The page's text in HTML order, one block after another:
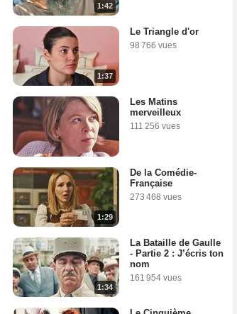
1:42
1:37
Le Triangle d'or
98 766 vues
Les Matins
merveilleux
111 256 vues
1:29
De la Comédie-
Française
273 468 vues
1:34
La Bataille de Gaulle
- Partie 2 : J’écris ton
nom
161 954 vues